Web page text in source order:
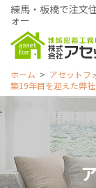
練馬・板橋で注文
ォー
ホーム アセットフ
築19年目を迎えた弊